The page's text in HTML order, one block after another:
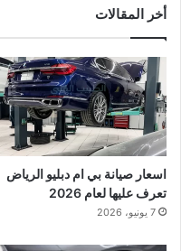
أخر المقالات
اسعار صيانة بي ام دبليو الرياض
تعرف عليها لعام 2026
7 يونيو، 2026